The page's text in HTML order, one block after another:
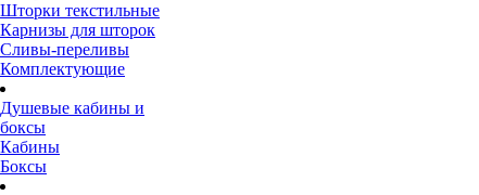
Шторки текстильные
Карнизы для шторок
Сливы-переливы
Комплектующие
Душевые кабины и
боксы
Кабины
Боксы